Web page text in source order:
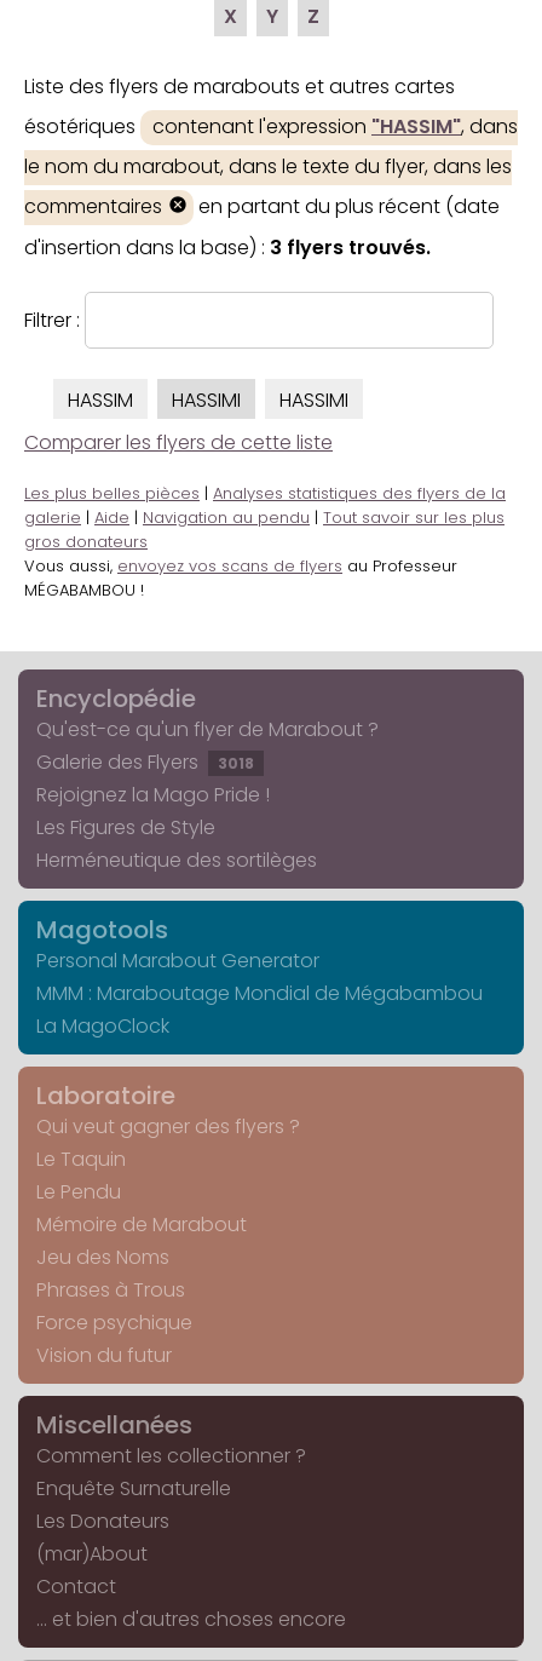
X
Y Z
Liste des flyers de marabouts et autres cartes
ésotériques
contenant l'expression "HASSIM", dans
le nom du marabout, dans le texte du flyer, dans les
commentaires
en partant du plus récent (date
d'insertion dans la base) : 3 flyers trouvés.
Filtrer :
HASSIM HASSIMI
HASSIMI
Comparer les flyers de cette liste
Les plus belles pièces | Analyses statistiques des flyers de la
galerie | Aide | Navigation au pendu | Tout savoir sur les plus
gros donateurs
Vous aussi, envoyez vos scans de flyers au Professeur
MÉGABAMBOU !
Encyclopédie
Qu'est-ce qu'un flyer de Marabout ?
Galerie des Flyers
3018
Rejoignez la Mago Pride !
Les Figures de Style
Herméneutique des sortilèges
Magotools
Personal Marabout Generator
MMM : Maraboutage Mondial de Mégabambou
La MagoClock
Laboratoire
Qui veut gagner des flyers ?
Le Taquin
Le Pendu
Mémoire de Marabout
Jeu des Noms
Phrases à Trous
Force psychique
Vision du futur
Miscellanées
Comment les collectionner ?
Enquête Surnaturelle
Les Donateurs
(mar)About
Contact
... et bien d'autres choses encore